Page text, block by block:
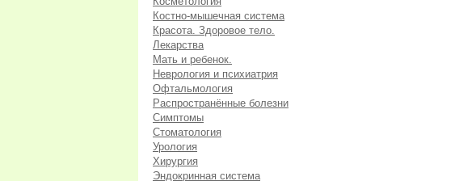
Костно-мышечная система
Красота. Здоровое тело.
Лекарства
Мать и ребенок.
Неврология и психиатрия
Офтальмология
Распространённые болезни
Симптомы
Стоматология
Урология
Хирургия
Эндокринная система